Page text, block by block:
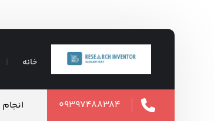
خانه
۰۹۳۹۷۴۸۸۳۸۴ ۱۶ مرداد ۱۴۰۵